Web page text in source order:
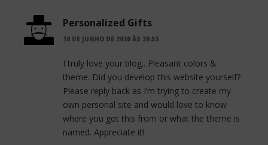
Personalized Gifts
18 DE JUNHO DE 2020 ÀS 20:53
I truly love your blog.. Pleasant colors &
theme. Did you develop this website yourself?
Please reply back as I’m trying to create my
own personal site and would love to know
where you got this from or what the theme is
named. Appreciate it!